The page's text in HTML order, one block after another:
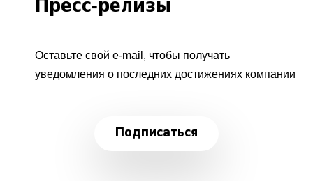
Пресс-релизы
Оставьте свой e-mail, чтобы получать
уведомления о последних достижениях компании
Подписаться